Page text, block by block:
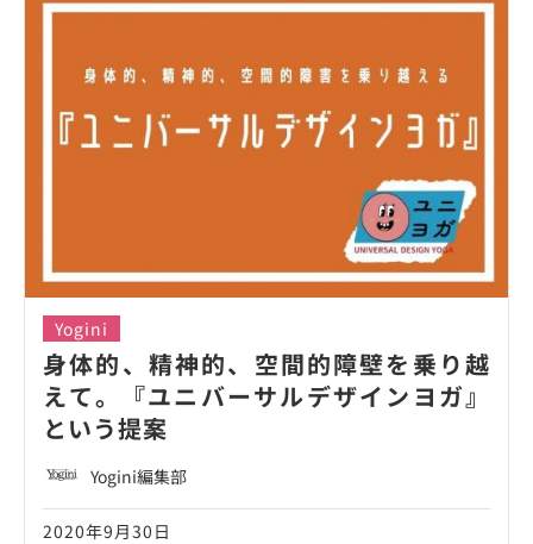
Yogini
身体的、精神的、空間的障壁を乗り越
えて。『ユニバーサルデザインヨガ』
という提案
Yogini編集部
2020年9月30日